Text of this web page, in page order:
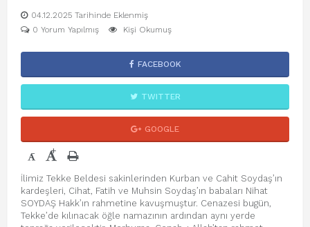
04.12.2025 Tarihinde Eklenmiş
0 Yorum Yapılmış
Kişi Okumuş
FACEBOOK
TWITTER
GOOGLE
- +
İlimiz Tekke Beldesi sakinlerinden Kurban ve Cahit Soydaş’ın
kardeşleri, Cihat, Fatih ve Muhsin Soydaş’ın babaları Nihat
SOYDAŞ Hakk’ın rahmetine kavuşmuştur. Cenazesi bugün,
Tekke’de kılınacak öğle namazının ardından aynı yerde